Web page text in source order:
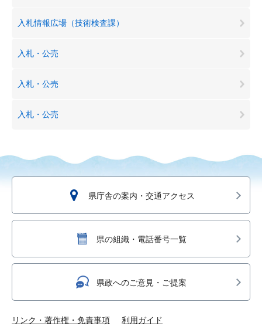
入札情報広場（技術検査課）
入札・公売
入札・公売
入札・公売
県庁舎の案内・交通アクセス
県の組織・電話番号一覧
県政へのご意見・ご提案
リンク・著作権・免責事項 利用ガイド